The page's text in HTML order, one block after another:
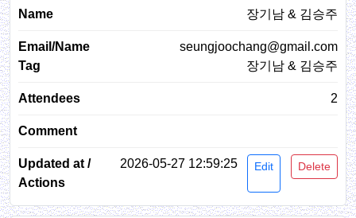
장기남 & 김승주
seungjoochang@gmail.com
장기남 & 김승주
2
2026-05-27 12:59:25 Edit Delete